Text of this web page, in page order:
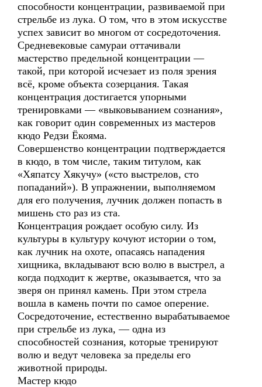
способности концентрации, развиваемой при
стрельбе из лука. О том, что в этом искусстве
успех зависит во многом от сосредоточения.
Средневековые самураи оттачивали
мастерство предельной концентрации —
такой, при которой исчезает из поля зрения
всё, кроме объекта созерцания. Такая
концентрация достигается упорными
тренировками — «выковыванием сознания»,
как говорит один современных из мастеров
кюдо Редзи Ёкояма.
Совершенство концентрации подтверждается
в кюдо, в том числе, таким титулом, как
«Хяпатсу Хякучу» («сто выстрелов, сто
попаданий»). В упражнении, выполняемом
для его получения, лучник должен попасть в
мишень сто раз из ста.
Концентрация рождает особую силу. Из
культуры в культуру кочуют истории о том,
как лучник на охоте, опасаясь нападения
хищника, вкладывают всю волю в выстрел, а
когда подходит к жертве, оказывается, что за
зверя он принял камень. При этом стрела
вошла в камень почти по самое оперение.
Сосредоточение, естественно вырабатываемое
при стрельбе из лука, — одна из
способностей сознания, которые тренируют
волю и ведут человека за пределы его
животной природы.
Мастер кюдо